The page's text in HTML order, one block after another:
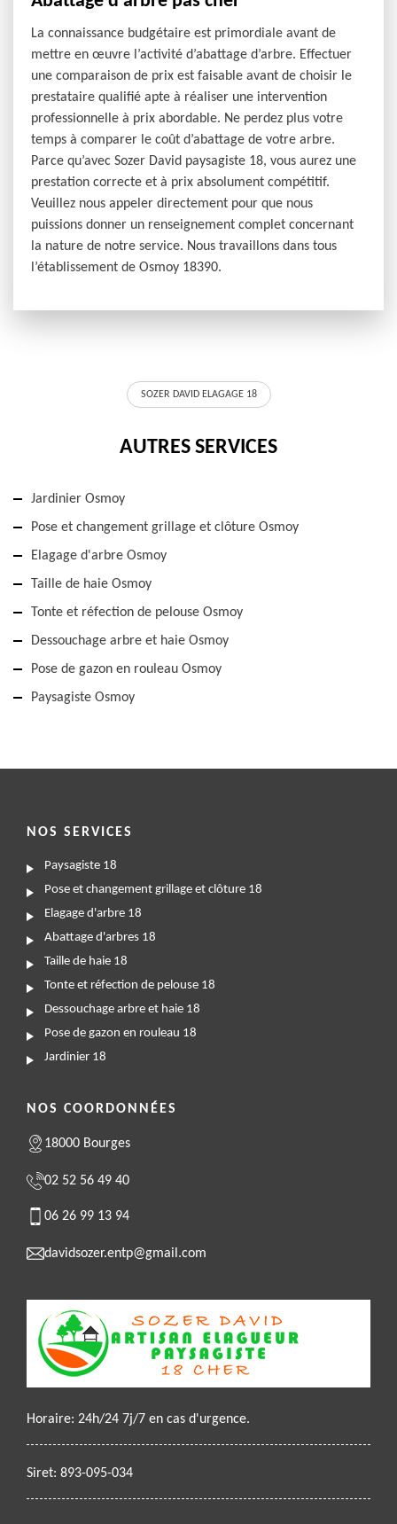
La connaissance budgétaire est primordiale avant de
mettre en œuvre l’activité d’abattage d’arbre. Effectuer
une comparaison de prix est faisable avant de choisir le
prestataire qualifié apte à réaliser une intervention
professionnelle à prix abordable. Ne perdez plus votre
temps à comparer le coût d’abattage de votre arbre.
Parce qu’avec Sozer David paysagiste 18, vous aurez une
prestation correcte et à prix absolument compétitif.
Veuillez nous appeler directement pour que nous
puissions donner un renseignement complet concernant
la nature de notre service. Nous travaillons dans tous
l’établissement de Osmoy 18390.
SOZER DAVID ELAGAGE 18
AUTRES SERVICES
Jardinier Osmoy
Pose et changement grillage et clôture Osmoy
Elagage d'arbre Osmoy
Taille de haie Osmoy
Tonte et réfection de pelouse Osmoy
Dessouchage arbre et haie Osmoy
Pose de gazon en rouleau Osmoy
Paysagiste Osmoy
NOS SERVICES
Paysagiste 18
Pose et changement grillage et clôture 18
Elagage d'arbre 18
Abattage d'arbres 18
Taille de haie 18
Tonte et réfection de pelouse 18
Dessouchage arbre et haie 18
Pose de gazon en rouleau 18
Jardinier 18
NOS COORDONNÉES
18000 Bourges
02 52 56 49 40
06 26 99 13 94
davidsozer.entp@gmail.com
Horaire: 24h/24 7j/7 en cas d'urgence.
Siret: 893-095-034